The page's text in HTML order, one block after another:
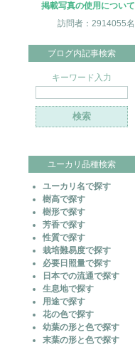
掲載写真の使用について
訪問者：2914055名
ブログ内記事検索
キーワード入力
ユーカリ品種検索
ユーカリ名で探す
樹高で探す
樹形で探す
芳香で探す
性質で探す
栽培難易度で探す
必要日照量で探す
日本での流通で探す
生息地で探す
用途で探す
花の色で探す
幼葉の形と色で探す
末葉の形と色で探す